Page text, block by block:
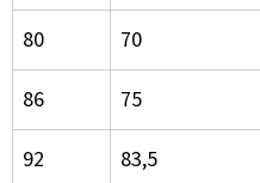
80
70
86
75
92
83,5